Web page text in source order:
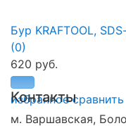
избранное сравнить
Бур KRAFTOOL,
(0)
620 руб.
Контакты
м. Варшавская,